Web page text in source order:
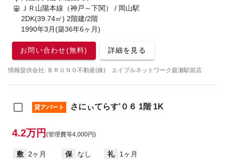
ＪＲ山陽本線（神戸～下関） / 岡山駅
2DK(39.74㎡) 2階建/2階
1990年3月(築36年6ヶ月)
お問い合わせ(無料) 詳細を見る
情報提供会社: ＢＲＵＮＯ不動産(株) エイブルネットワーク庭瀬駅前店
貸アパート さにぃてらす’０６ 1階 1K
4.2万円 (管理費等4,000円)
敷 2ヶ月 保 なし 礼
1ヶ月